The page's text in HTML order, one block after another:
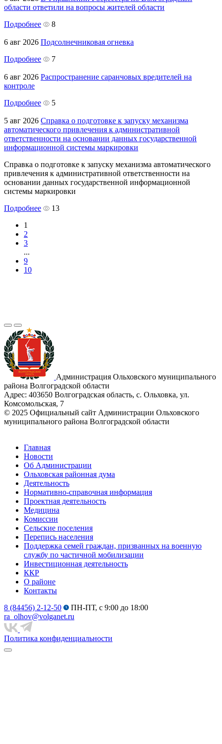
области ответили на вопросы жителей области
Подробнее
8
6 авг 2026 Подсолнечниковая огневка
Подробнее
7
6 авг 2026 Распространение саранчовых вредителей на
контроле
Подробнее
5
5 авг 2026 Справка о подготовке к запуску механизма
автоматического привлечения к административной
ответственности на основании данных государственной
информационной системы маркировки
Справка о подготовке к запуску механизма автоматического
привлечения к административной ответственности на
основании данных государственной информационной
системы маркировки
Подробнее
13
1
2
3
...
9
10
Администрация Ольховского муниципального
района Волгоградской области
Адрес: 403650 Волгоградская область, с. Ольховка, ул.
Комсомольская, 7
© 2025 Официальный сайт Администрации Ольховского
муниципального района Волгоградской области
Главная
Новости
Об Администрации
Ольховская районная дума
Деятельность
Нормативно-справочная информация
Проектная деятельность
Медицина
Комиссии
Сельские поселения
Перепись населения
Поддержка семей граждан, призванных на военную
службу по частичной мобилизации
Инвестиционная деятельность
ККР
О районе
Контакты
8 (84456) 2-12-50
ПН-ПТ, с 9:00 до 18:00
ra_olhov@volganet.ru
Политика конфиденциальности